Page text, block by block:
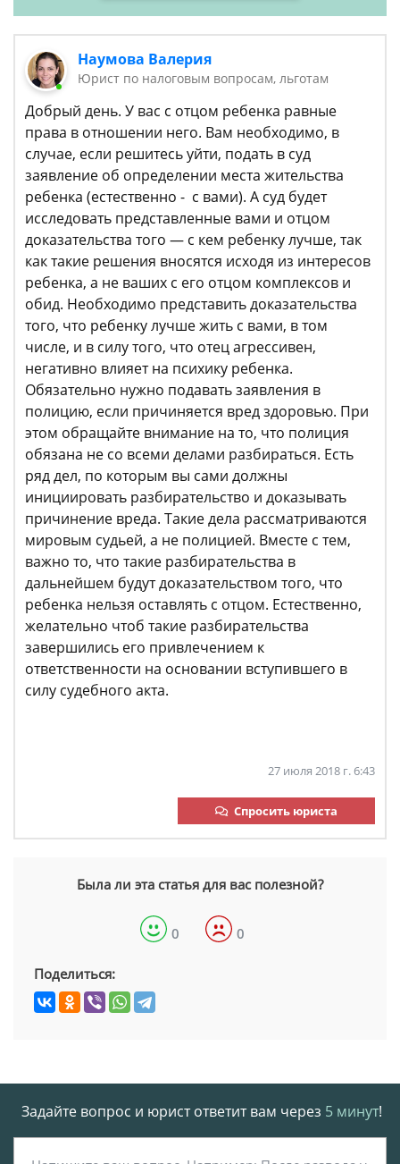
Наумова Валерия
Юрист по налоговым вопросам, льготам
Добрый день. У вас с отцом ребенка равные
права в отношении него. Вам необходимо, в
случае, если решитесь уйти, подать в суд
заявление об определении места жительства
ребенка (естественно - с вами). А суд будет
исследовать представленные вами и отцом
доказательства того — с кем ребенку лучше, так
как такие решения вносятся исходя из интересов
ребенка, а не ваших с его отцом комплексов и
обид. Необходимо представить доказательства
того, что ребенку лучше жить с вами, в том
числе, и в силу того, что отец агрессивен,
негативно влияет на психику ребенка.
Обязательно нужно подавать заявления в
полицию, если причиняется вред здоровью. При
этом обращайте внимание на то, что полиция
обязана не со всеми делами разбираться. Есть
ряд дел, по которым вы сами должны
инициировать разбирательство и доказывать
причинение вреда. Такие дела рассматриваются
мировым судьей, а не полицией. Вместе с тем,
важно то, что такие разбирательства в
дальнейшем будут доказательством того, что
ребенка нельзя оставлять с отцом. Естественно,
желательно чтоб такие разбирательства
завершились его привлечением к
ответственности на основании вступившего в
силу судебного акта.
27 июля 2018 г. 6:43
Спросить юриста
Была ли эта статья для вас полезной?
0 0
Поделиться:
Задайте вопрос и юрист ответит вам через 5 минут!